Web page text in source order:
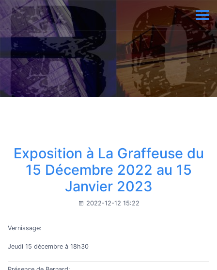
Exposition à La Graffeuse du
15 Décembre 2022 au 15
Janvier 2023
2022-12-12 15:22
Vernissage:
Jeudi 15 décembre à 18h30